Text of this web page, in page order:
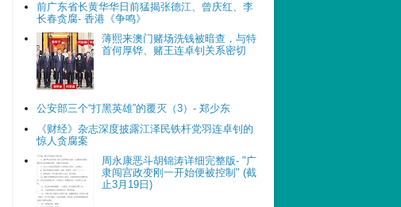
前广东省长黄华华日前猛揭张德江、曾庆红、李
长春贪腐- 香港《争鸣》
薄熙来澳门赌场洗钱被暗查，与特
首何厚铧、赌王连卓钊关系密切
公安部三个“打黑英雄”的覆灭（3）- 郑少东
《财经》杂志深度披露江泽民铁杆党羽连卓钊的
惊人贪腐案
周永康恶斗胡锦涛详细完整版- "广
隶闯宫政变刚一开始便被控制" (截
止3月19日)